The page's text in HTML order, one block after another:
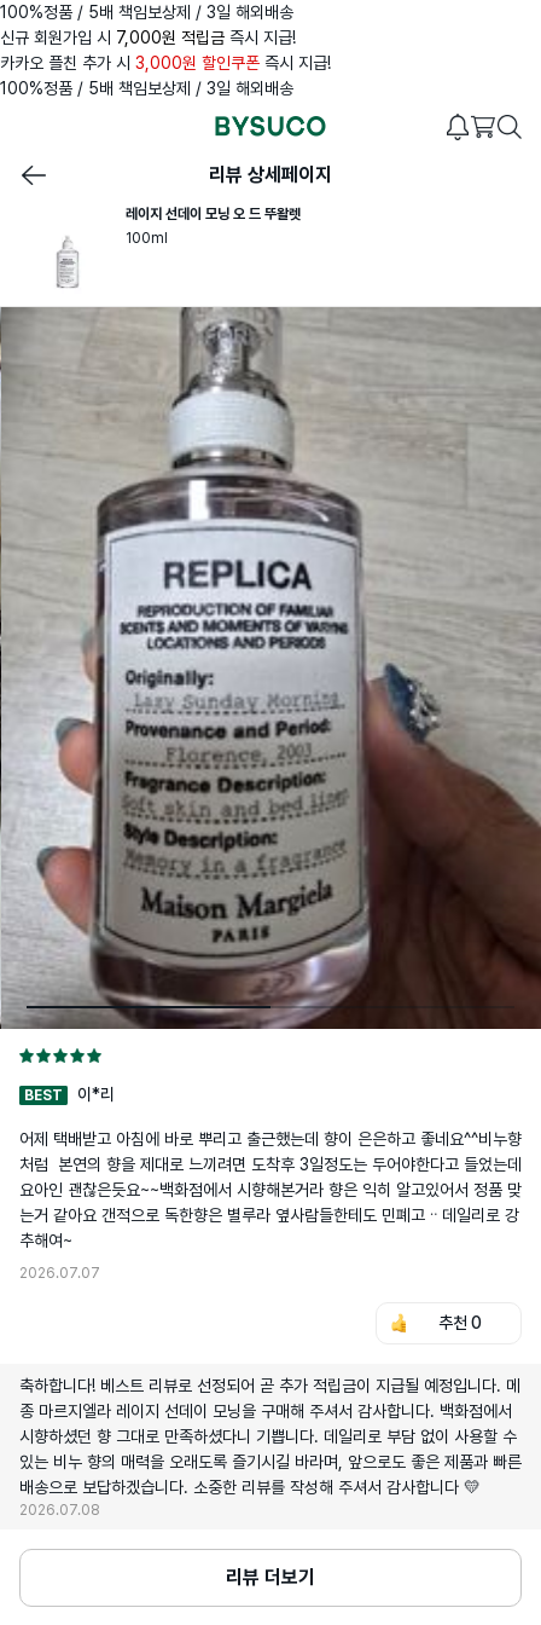
100%정품 / 5배 책임보상제 / 3일 해외배송
신규 회원가입 시 7,000원 적립금 즉시 지급!
카카오 플친 추가 시 3,000원 할인쿠폰 즉시 지급!
100%정품 / 5배 책임보상제 / 3일 해외배송
리뷰 상세페이지
레이지 선데이 모닝 오 드 뚜왈렛
100ml
BEST 이*리
어제 택배받고 아침에 바로 뿌리고 출근했는데 향이 은은하고 좋네요^^비누향
처럼  본연의 향을 제대로 느끼려면 도착후 3일정도는 두어야한다고 들었는데
요아인 괜찮은듯요~~백화점에서 시향해본거라 향은 익히 알고있어서 정품 맞
는거 같아요 갠적으로 독한향은 별루라 옆사람들한테도 민폐고ᆢ데일리로 강
추해여~
2026.07.07
추천 0
축하합니다! 베스트 리뷰로 선정되어 곧 추가 적립금이 지급될 예정입니다. 메
종 마르지엘라 레이지 선데이 모닝을 구매해 주셔서 감사합니다. 백화점에서
시향하셨던 향 그대로 만족하셨다니 기쁩니다. 데일리로 부담 없이 사용할 수
있는 비누 향의 매력을 오래도록 즐기시길 바라며, 앞으로도 좋은 제품과 빠른
배송으로 보답하겠습니다. 소중한 리뷰를 작성해 주셔서 감사합니다 💛
2026.07.08
리뷰 더보기